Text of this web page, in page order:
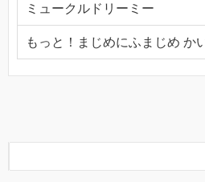
ミュークルドリーミー
もっと！まじめにふまじめ か